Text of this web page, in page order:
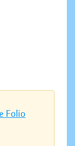
Folio